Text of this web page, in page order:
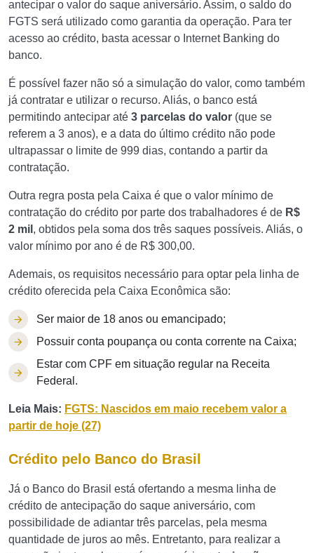
antecipar o valor do saque aniversário. Assim, o saldo do
FGTS será utilizado como garantia da operação. Para ter
acesso ao crédito, basta acessar o Internet Banking do
banco.
É possível fazer não só a simulação do valor, como também
já contratar e utilizar o recurso. Aliás, o banco está
permitindo antecipar até 3 parcelas do valor (que se
referem a 3 anos), e a data do último crédito não pode
ultrapassar o limite de 999 dias, contando a partir da
contratação.
Outra regra posta pela Caixa é que o valor mínimo de
contratação do crédito por parte dos trabalhadores é de R$
2 mil , obtidos pela soma dos três saques possíveis. Aliás, o
valor mínimo por ano é de R$ 300,00.
Ademais, os requisitos necessário para optar pela linha de
crédito oferecida pela Caixa Econômica são:
Ser maior de 18 anos ou emancipado;
Possuir conta poupança ou conta corrente na Caixa;
Estar com CPF em situação regular na Receita
Federal.
Leia Mais: FGTS: Nascidos em maio recebem valor a
partir de hoje (27)
Crédito pelo Banco do Brasil
Já o Banco do Brasil está ofertando a mesma linha de
crédito de antecipação do saque aniversário, com
possibilidade de adiantar três parcelas, pela mesma
quantidade de juros ao mês. Entretanto, para realizar a